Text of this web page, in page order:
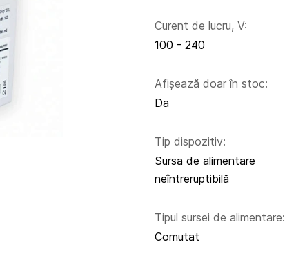
Curent de lucru, V:
100 - 240
Afișează doar în stoc:
Da
Tip dispozitiv:
Sursa de alimentare
neîntreruptibilă
Tipul sursei de alimentare:
Comutat